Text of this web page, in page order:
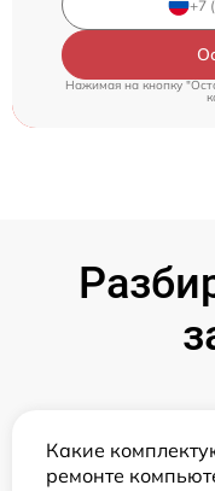
Нажимая на кнопку
Какие
ремонте